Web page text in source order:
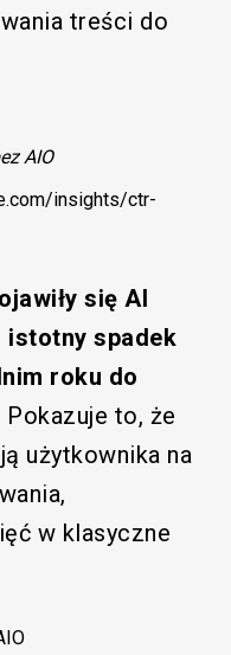
treści do
AIO
insights/ctr-
się AI
istotny spadek
roku do
Pokazuje to, że
użytkownika na
w klasyczne